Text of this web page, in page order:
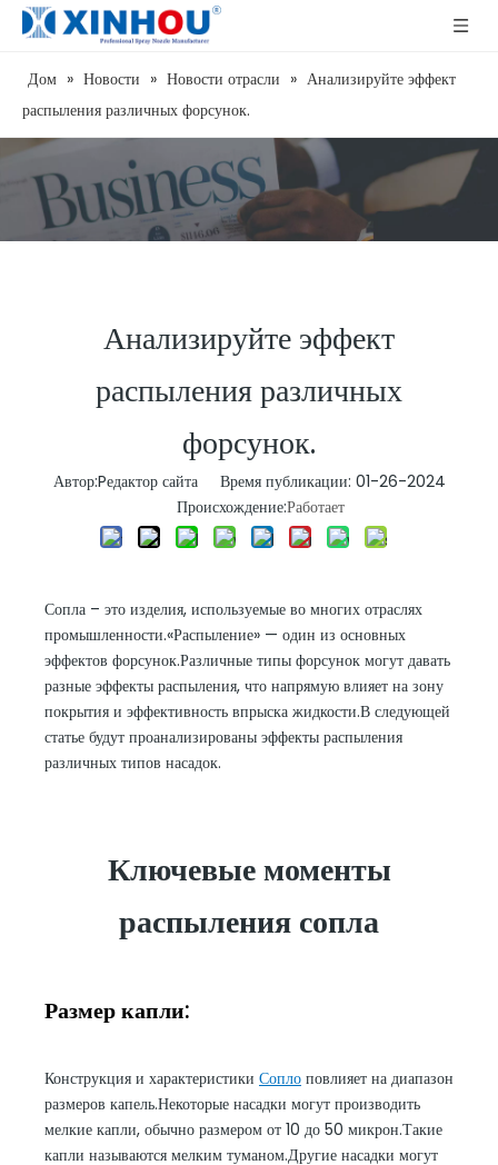
Дом » Новости » Новости отрасли » Анализируйте эффект
распыления различных форсунок.
Анализируйте эффект
распыления различных
форсунок.
Автор:Pедактор сайта Время публикации: 01-26-2024
Происхождение:Работает
Сопла – это изделия, используемые во многих отраслях
промышленности.«Распыление» — один из основных
эффектов форсунок.Различные типы форсунок могут давать
разные эффекты распыления, что напрямую влияет на зону
покрытия и эффективность впрыска жидкости.В следующей
статье будут проанализированы эффекты распыления
различных типов насадок.
Ключевые моменты
распыления сопла
Размер капли:
Конструкция и характеристики Сопло повлияет на диапазон
размеров капель.Некоторые насадки могут производить
мелкие капли, обычно размером от 10 до 50 микрон.Такие
капли называются мелким туманом.Другие насадки могут